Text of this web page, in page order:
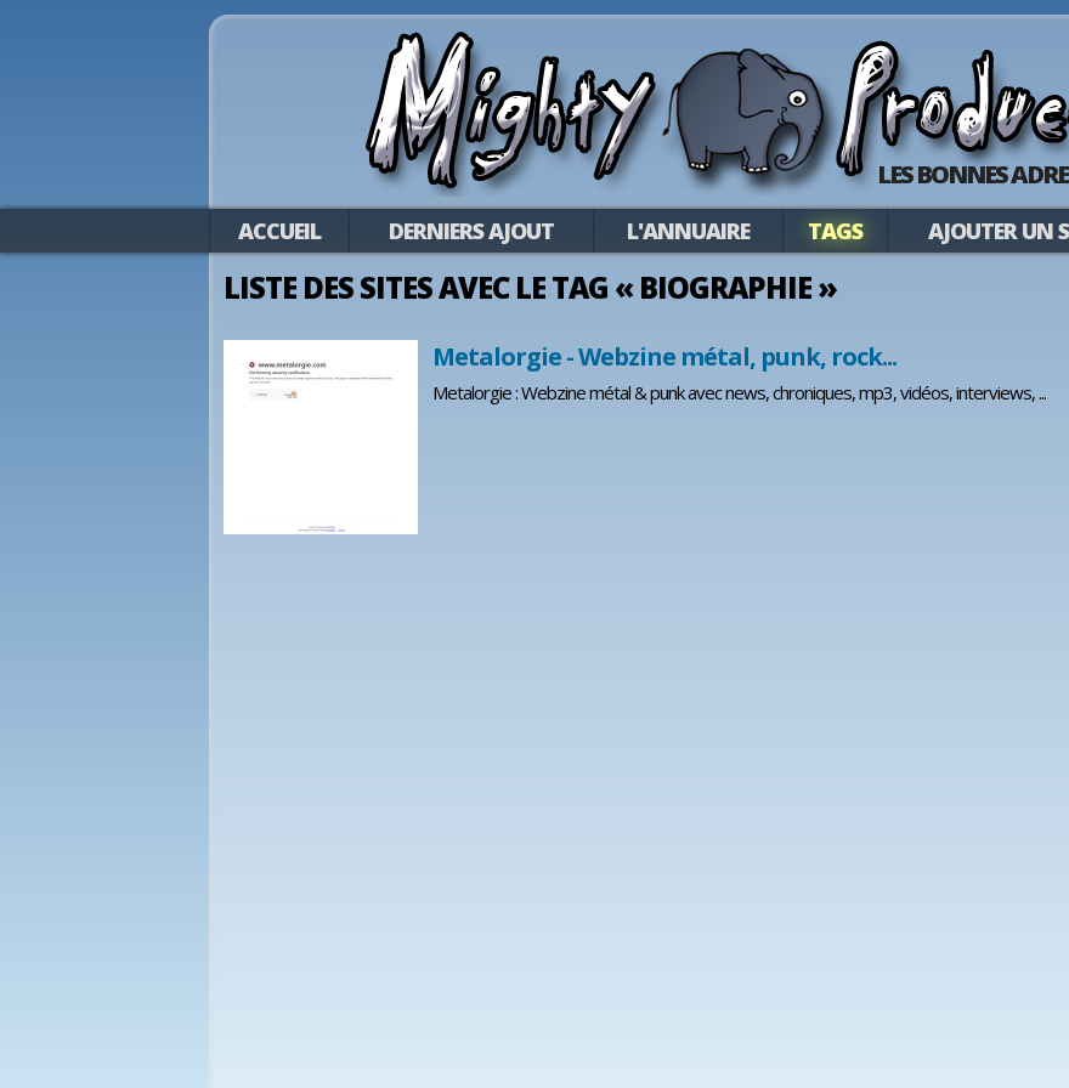
LES BONNES
ACCUEIL DERNIERS AJOUT L'ANNUAIRE TAGS AJOUTER UN
LISTE DES SITES AVEC LE TAG « BIOGRAPHIE »
Metalorgie - Webzine métal, punk, rock...
Metalorgie : Webzine métal & punk avec news, chroniques, mp3, vidéos, interviews, ...